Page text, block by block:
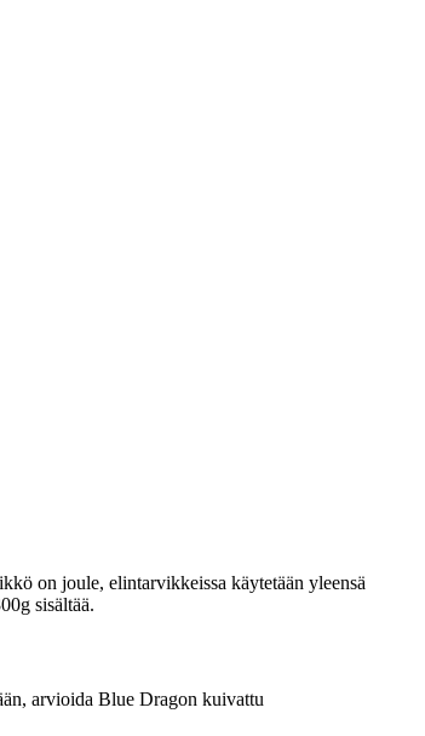
on joule, elintarvikkeissa käytetään yleensä
sisältää.
arvioida Blue Dragon kuivattu